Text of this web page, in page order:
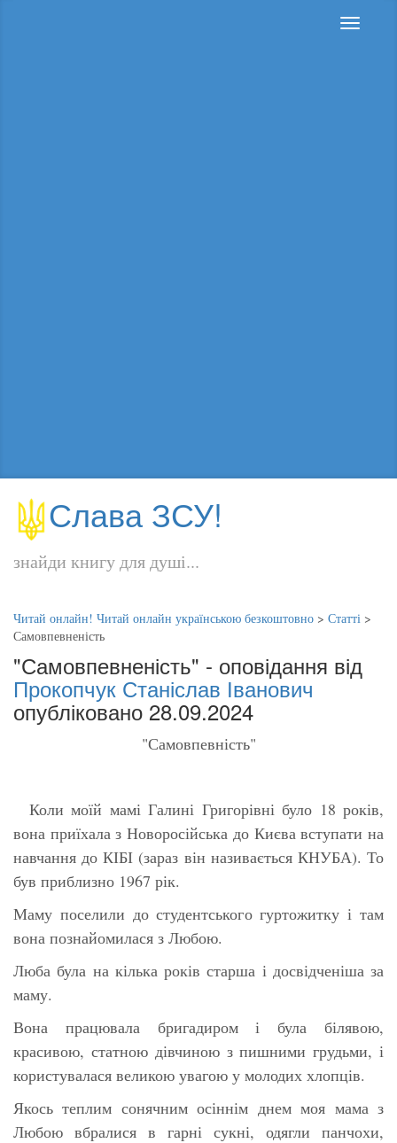
Слава ЗСУ!
знайди книгу для душі...
Читай онлайн! Читай онлайн українською безкоштовно > Статті >
Самовпевненість
"Самовпевненість" - оповідання від
Прокопчук Станіслав Іванович
опубліковано 28.09.2024
"Самовпевність"
Коли моїй мамі Галині Григорівні було 18 років,
вона приїхала з Новоросійська до Києва вступати на
навчання до КІБІ (зараз він називається КНУБА). То
був приблизно 1967 рік.
Маму поселили до студентського гуртожитку і там
вона познайомилася з Любою.
Люба була на кілька років старша і досвідченіша за
маму.
Вона працювала бригадиром і була білявою,
красивою, статною дівчиною з пишними грудьми, і
користувалася великою увагою у молодих хлопців.
Якось теплим сонячним осіннім днем моя мама з
Любою вбралися в гарні сукні, одягли панчохи,